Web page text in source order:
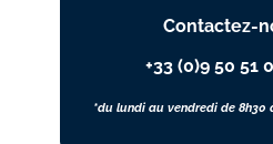
Contactez-
+33 (0)9 50 51
*du lundi au vendredi de 8h30